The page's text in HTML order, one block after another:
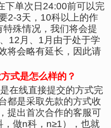
下单次日24:00前可以完
2-3天， 10科以上的作
特殊情况，我们将会提
12 月、 1 月由于处于学
将会略有延长，因此请
式是怎么样的？
在线直接提交的方式完
都是采取先款的方式收
提出首次合作的客服可
，做n科， n≥1），也就